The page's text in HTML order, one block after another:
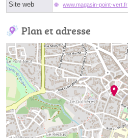
Site web www.magasin-point-vert.fr
Plan et adresse